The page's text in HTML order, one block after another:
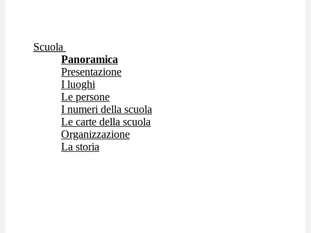
Scuola
Panoramica
Presentazione
I luoghi
Le persone
I numeri della scuola
Le carte della scuola
Organizzazione
La storia